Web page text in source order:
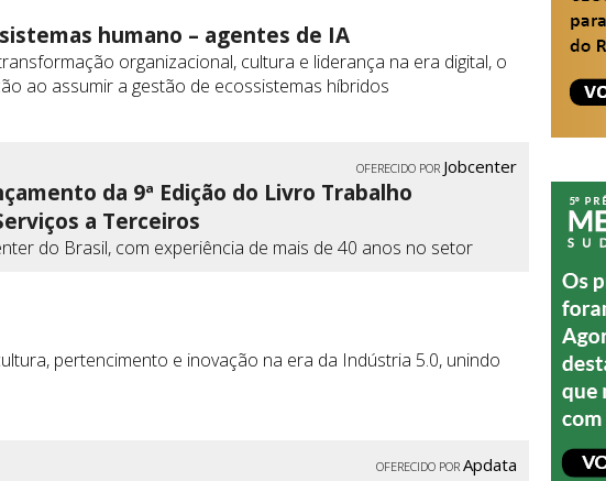
humano – agentes de IA
organizacional, cultura e liderança na era digital, o
ao assumir a gestão de ecossistemas híbridos
OFERECIDO POR Jobcenter
da 9ª Edição do Livro Trabalho
a Terceiros
do Brasil, com experiência de mais de 40 anos no setor
pertencimento e inovação na era da Indústria 5.0, unindo
OFERECIDO POR Apdata